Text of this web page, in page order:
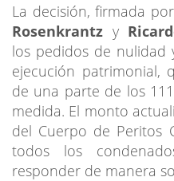
La decisión, firmada por
Rosenkrantz y
los pedidos de nulidad
ejecución patrimonial,
de una parte de los
medida. El monto
del Cuerpo de Peritos
todos los
responder de manera